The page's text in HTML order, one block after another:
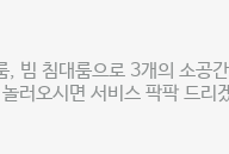
빔 침대룸으로 3개의 소공
러오시면 서비스 팍팍 드리